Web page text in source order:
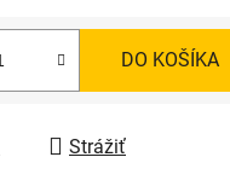
DO KOŠÍKA
Strážiť